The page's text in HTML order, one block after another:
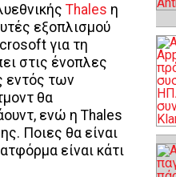
Thales η
εξοπλισμού
για τη
στις ένοπλες
εντός των
θα
ενώ η Thales
Ποιες θα είναι
είναι κάτι